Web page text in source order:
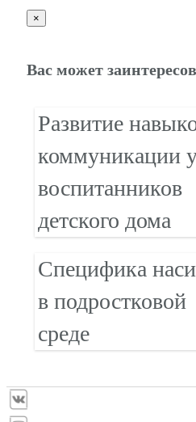
×
Вас может
Развитие
коммуникации
воспитанников
детского дома
Специфика
в подростковой
среде